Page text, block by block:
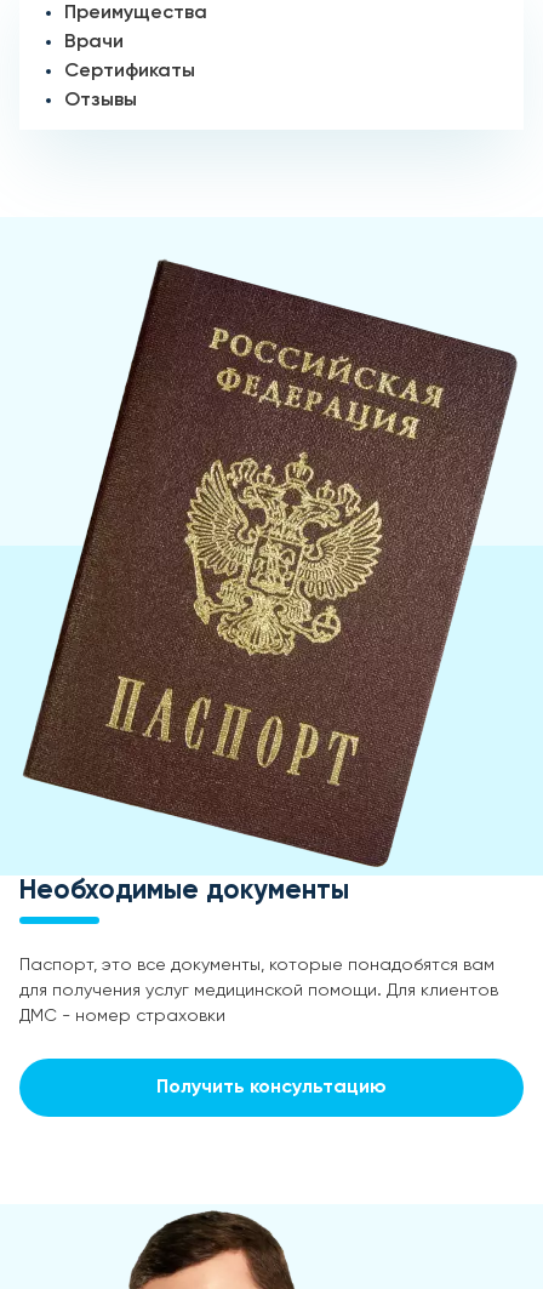
Преимущества
Врачи
Сертификаты
Отзывы
Необходимые документы
Паспорт, это все документы, которые понадобятся вам
для получения услуг медицинской помощи. Для клиентов
ДМС - номер страховки
Получить консультацию